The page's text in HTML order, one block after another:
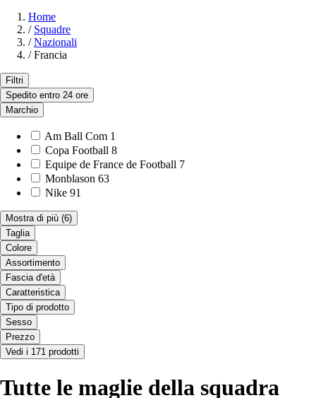
Home
/ Squadre
/ Nazionali
/ Francia
Filtri
Spedito entro 24 ore
Marchio
Am Ball Com 1
Copa Football 8
Equipe de France de Football 7
Monblason 63
Nike 91
Mostra di più (6)
Taglia
Colore
Assortimento
Fascia d'età
Caratteristica
Tipo di prodotto
Sesso
Prezzo
Vedi i 171 prodotti
Tutte le maglie della squadra